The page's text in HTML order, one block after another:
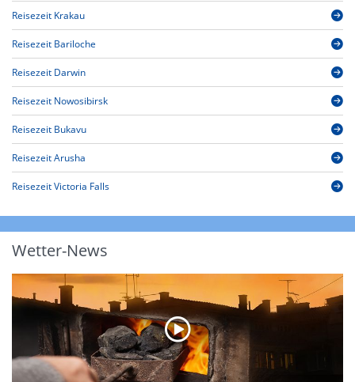
Reisezeit Krakau
Reisezeit Bariloche
Reisezeit Darwin
Reisezeit Nowosibirsk
Reisezeit Bukavu
Reisezeit Arusha
Reisezeit Victoria Falls
Wetter-News